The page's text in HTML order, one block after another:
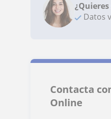
Datos
Contacta
Online